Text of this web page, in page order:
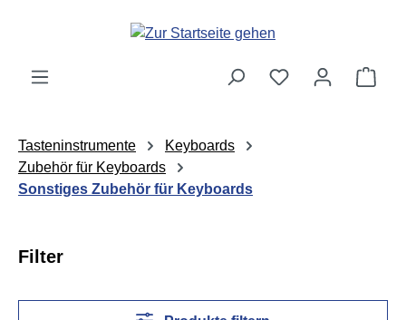
Zum Hauptinhalt springen
Tasteninstrumente
Keyboards
Zubehör für Keyboards
Sonstiges Zubehör für Keyboards
Filter